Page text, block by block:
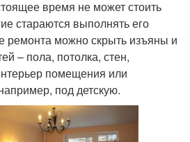
время не может стоить
стараются выполнять его
ремонта можно скрыть изъяны и
– пола, потолка, стен,
помещения или
под детскую.